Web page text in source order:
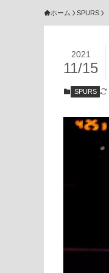
ホーム SPURS
2021
11/15
SPURS